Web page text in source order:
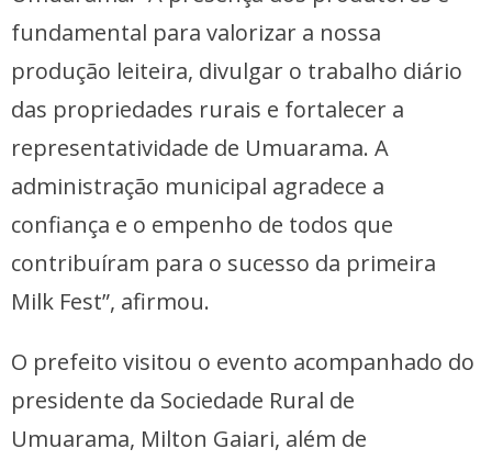
fundamental para valorizar a nossa
produção leiteira, divulgar o trabalho diário
das propriedades rurais e fortalecer a
representatividade de Umuarama. A
administração municipal agradece a
confiança e o empenho de todos que
contribuíram para o sucesso da primeira
Milk Fest”, afirmou.
O prefeito visitou o evento acompanhado do
presidente da Sociedade Rural de
Umuarama, Milton Gaiari, além de